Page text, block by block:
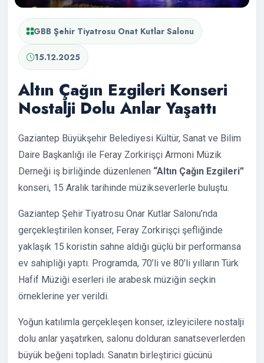
GBB Şehir Tiyatrosu Onat Kutlar Salonu
15.12.2025
Altın Çağın Ezgileri Konseri
Nostalji Dolu Anlar Yaşattı
Gaziantep Büyükşehir Belediyesi Kültür, Sanat ve Bilim
Daire Başkanlığı ile Feray Zorkirişçi Armoni Müzik
Derneği iş birliğinde düzenlenen “Altın Çağın Ezgileri”
konseri, 15 Aralık tarihinde müzikseverlerle buluştu.
Gaziantep Şehir Tiyatrosu Onar Kutlar Salonu’nda
gerçekleştirilen konser, Feray Zorkirişçi şefliğinde
yaklaşık 15 koristin sahne aldığı güçlü bir performansa
ev sahipliği yaptı. Programda, 70’li ve 80’li yılların Türk
Hafif Müziği eserleri ile arabesk müziğin seçkin
örneklerine yer verildi.
Yoğun katılımla gerçekleşen konser, izleyicilere nostalji
dolu anlar yaşatırken, salonu dolduran sanatseverlerden
büyük beğeni topladı. Sanatın birleştirici gücünü